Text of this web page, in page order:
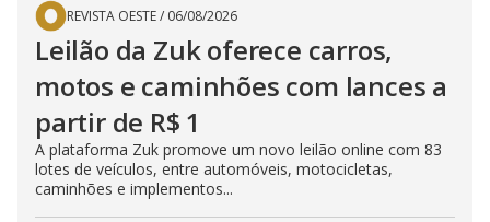
REVISTA OESTE/ 06/08/2026
Leilão da Zuk oferece carros,
motos e caminhões com lances a
partir de R$ 1
A plataforma Zuk promove um novo leilão online com 83
lotes de veículos, entre automóveis, motocicletas,
caminhões e implementos...